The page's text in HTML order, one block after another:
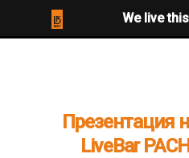
Презентация
LiveBar